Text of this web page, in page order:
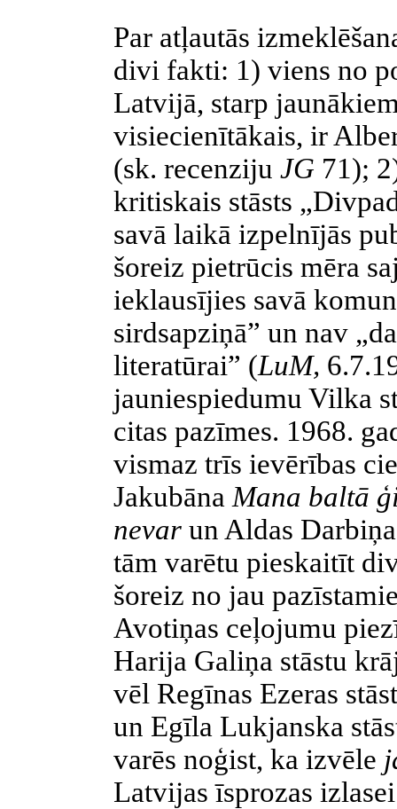
Par atļautās
divi fakti: 1) viens no
Latvijā, starp
visiecienītākais, ir
(sk. recenziju JG 71);
kritiskais stāsts
savā laikā izpelnījās
šoreiz pietrūcis mēra
ieklausījies savā
sirdsapziņā” un nav
literatūrai” (LuM,
jauniespiedumu Vilka
citas pazīmes. 1968.
vismaz trīs ievērības
Jakubāna Mana baltā
nevar un Aldas
tām varētu pieskaitīt
šoreiz no jau
Avotiņas ceļojumu
Harija Galiņa stāstu
vēl Regīnas Ezeras
un Egīla Lukjanska
varēs noģist, ka izvēle
Latvijas īsprozas